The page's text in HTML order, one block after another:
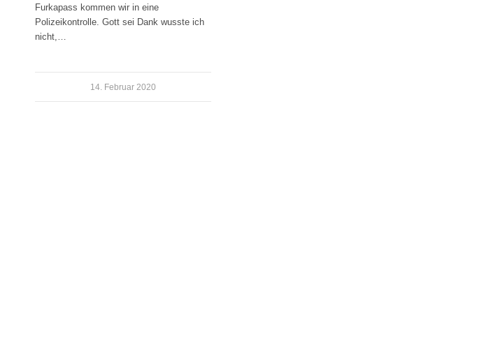
Furkapass kommen wir in eine
Polizeikontrolle. Gott sei Dank wusste ich
nicht,…
14. Februar 2020